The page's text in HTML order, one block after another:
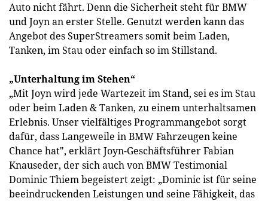
Auto nicht fährt. Denn die Sicherheit steht für BMW
und Joyn an erster Stelle. Genutzt werden kann das
Angebot des SuperStreamers somit beim Laden,
Tanken, im Stau oder einfach so im Stillstand.
„Unterhaltung im Stehen“
„Mit Joyn wird jede Wartezeit im Stand, sei es im Stau
oder beim Laden & Tanken, zu einem unterhaltsamen
Erlebnis. Unser vielfältiges Programmangebot sorgt
dafür, dass Langeweile in BMW Fahrzeugen keine
Chance hat", erklärt Joyn-Geschäftsführer Fabian
Knauseder, der sich auch von BMW Testimonial
Dominic Thiem begeistert zeigt: „Dominic ist für seine
beeindruckenden Leistungen und seine Fähigkeit, das